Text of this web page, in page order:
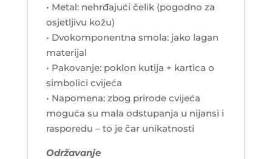
• Metal: nehrđajući čelik (pogodno za
osjetljivu kožu)
• Dvokomponentna smola: jako lagan
materijal
• Pakovanje: poklon kutija + kartica o
simbolici cvijeća
• Napomena: zbog prirode cvijeća
moguća su mala odstupanja u nijansi i
rasporedu – to je čar unikatnosti
Održavanje